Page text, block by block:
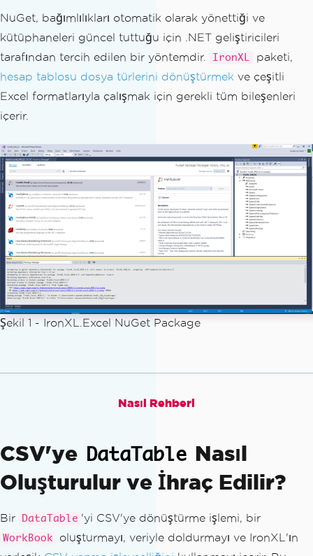
NuGet, bağımlılıkları otomatik olarak yönettiği ve
kütüphaneleri güncel tuttuğu için .NET geliştiricileri
tarafından tercih edilen bir yöntemdir.
IronXL
paketi,
hesap tablosu dosya türlerini dönüştürmek ve çeşitli
Excel formatlarıyla çalışmak için gerekli tüm bileşenleri
içerir.
Şekil 1 - IronXL.Excel NuGet Package
Nasıl Rehberi
CSV'ye DataTable Nasıl
Oluşturulur ve İhraç Edilir?
Bir DataTable 'yi CSV'ye dönüştürme işlemi, bir
WorkBook
oluşturmayı, veriyle doldurmayı ve IronXL'ın